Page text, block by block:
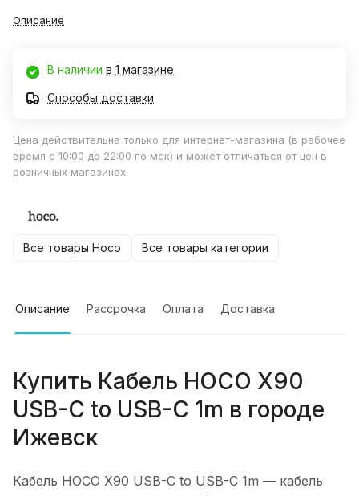
Описание
В наличии в 1 магазине
Способы доставки
Цена действительна только для интернет-магазина (в рабочее
время с 10:00 до 22:00 по мск) и может отличаться от цен в
розничных магазинах
Все товары Hoco Все товары категории
Описание Рассрочка Оплата Доставка
Купить Кабель HOCO X90
USB-C to USB-C 1m в городе
Ижевск
Кабель HOCO X90 USB-C to USB-C 1m — кабель